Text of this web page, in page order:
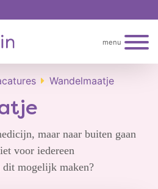
menu
Wandelmaatje
maar naar buiten gaan
voor iedereen
mogelijk maken?